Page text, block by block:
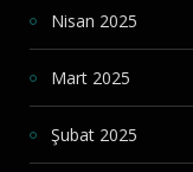
Nisan 2025
Mart 2025
Şubat 2025